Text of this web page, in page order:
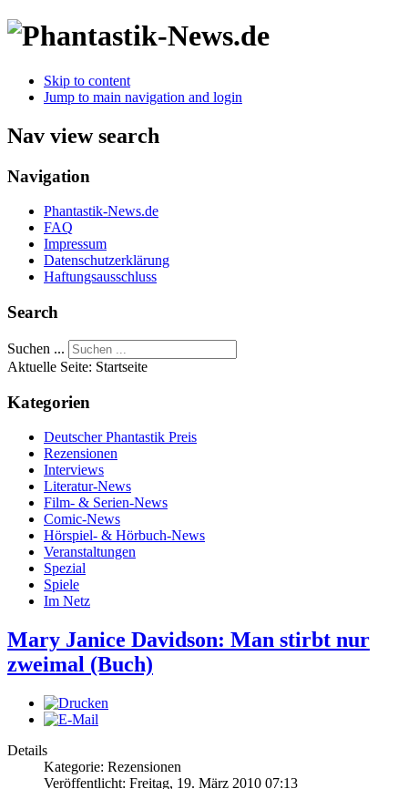
Skip to content
Jump to main navigation and login
Nav view search
Navigation
Phantastik-News.de
FAQ
Impressum
Datenschutzerklärung
Haftungsausschluss
Search
Suchen ...
Aktuelle Seite: Startseite
Kategorien
Deutscher Phantastik Preis
Rezensionen
Interviews
Literatur-News
Film- & Serien-News
Comic-News
Hörspiel- & Hörbuch-News
Veranstaltungen
Spezial
Spiele
Im Netz
Mary Janice Davidson: Man stirbt nur
zweimal (Buch)
Details
Kategorie: Rezensionen
Veröffentlicht: Freitag, 19. März 2010 07:13